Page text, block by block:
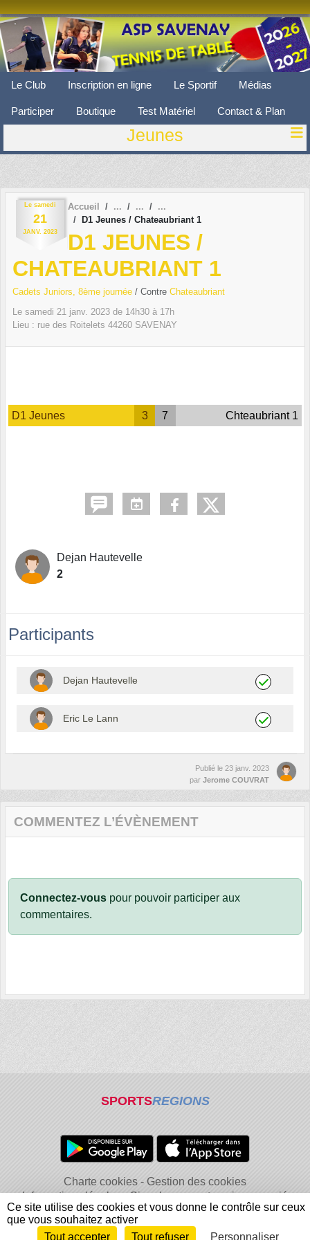
Le Club Inscription en ligne Le Sportif Médias
Participer Boutique Test Matériel Contact & Plan
Jeunes
Le samedi
21
JANV. 2023
Accueil
D1 Jeunes / Chateaubriant 1
D1 JEUNES /
CHATEAUBRIANT 1
Cadets Juniors, 8ème journée / Contre Chateaubriant
Le samedi 21 janv. 2023 de 14h30 à 17h
Lieu : rue des Roitelets 44260 SAVENAY
D1 Jeunes 3 7 Chteaubriant 1
Dejan Hautevelle
2
Participants
Dejan Hautevelle
Eric Le Lann
Publié le 23 janv. 2023
par Jerome COUVRAT
COMMENTEZ L’ÉVÈNEMENT
Connectez-vous pour pouvoir participer aux
commentaires.
SPORTSREGIONS
Charte cookies
Gestion des cookies
Informations légales
Signaler un contenu inapproprié
Envie de participer ?
Ce site utilise des cookies et vous donne le contrôle sur ceux
que vous souhaitez activer
Tout accepter
Tout refuser Personnaliser